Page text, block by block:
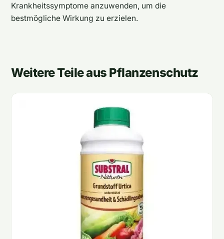
Krankheitssymptome anzuwenden, um die
bestmögliche Wirkung zu erzielen.
Weitere Teile aus Pflanzenschutz